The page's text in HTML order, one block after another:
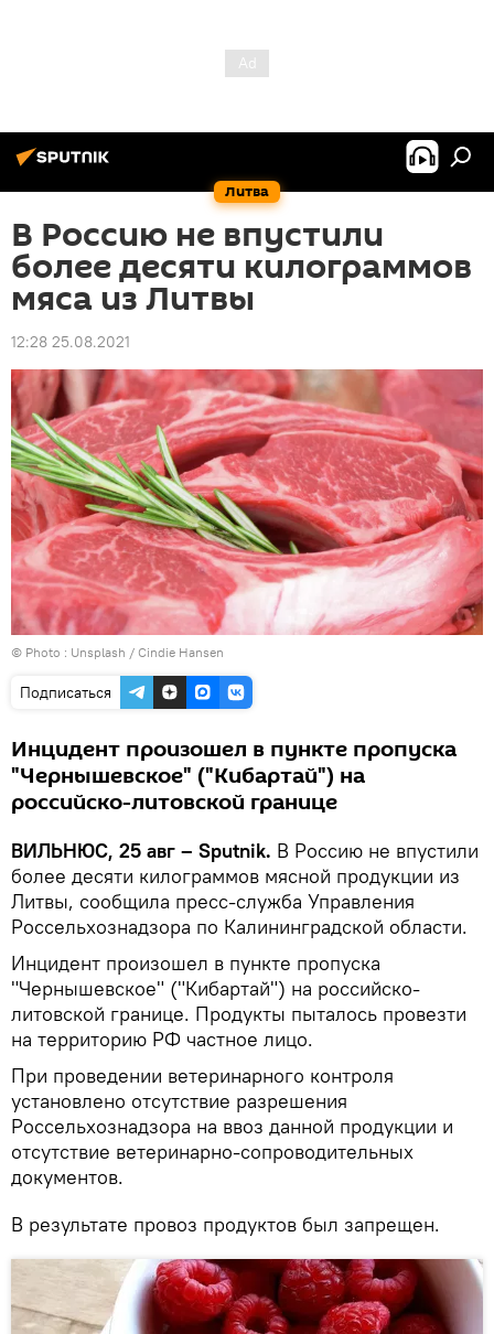
Литва
В Россию не впустили
более десяти килограммов
мяса из Литвы
12:28 25.08.2021
© Photo : Unsplash / Cindie Hansen
Подписаться
Инцидент произошел в пункте пропуска
"Чернышевское" ("Кибартай") на
российско-литовской границе
ВИЛЬНЮС, 25 авг – Sputnik. В Россию не впустили
более десяти килограммов мясной продукции из
Литвы, сообщила пресс-служба Управления
Россельхознадзора по Калининградской области.
Инцидент произошел в пункте пропуска
"Чернышевское" ("Кибартай") на российско-
литовской границе. Продукты пыталось провезти
на территорию РФ частное лицо.
При проведении ветеринарного контроля
установлено отсутствие разрешения
Россельхознадзора на ввоз данной продукции и
отсутствие ветеринарно-сопроводительных
документов.
В результате провоз продуктов был запрещен.